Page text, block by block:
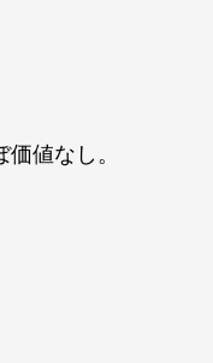
値なし。